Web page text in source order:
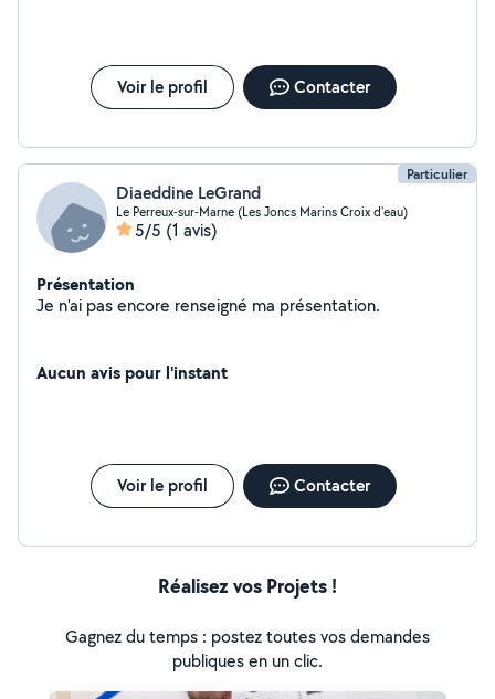
Voir le profil Contacter
Particulier
Diaeddine LeGrand
Le Perreux-sur-Marne (Les Joncs Marins Croix d'eau)
5/5 (1 avis)
Présentation
Je n'ai pas encore renseigné ma présentation.
Aucun avis pour l'instant
Voir le profil Contacter
Réalisez vos Projets !
Gagnez du temps : postez toutes vos demandes
publiques en un clic.